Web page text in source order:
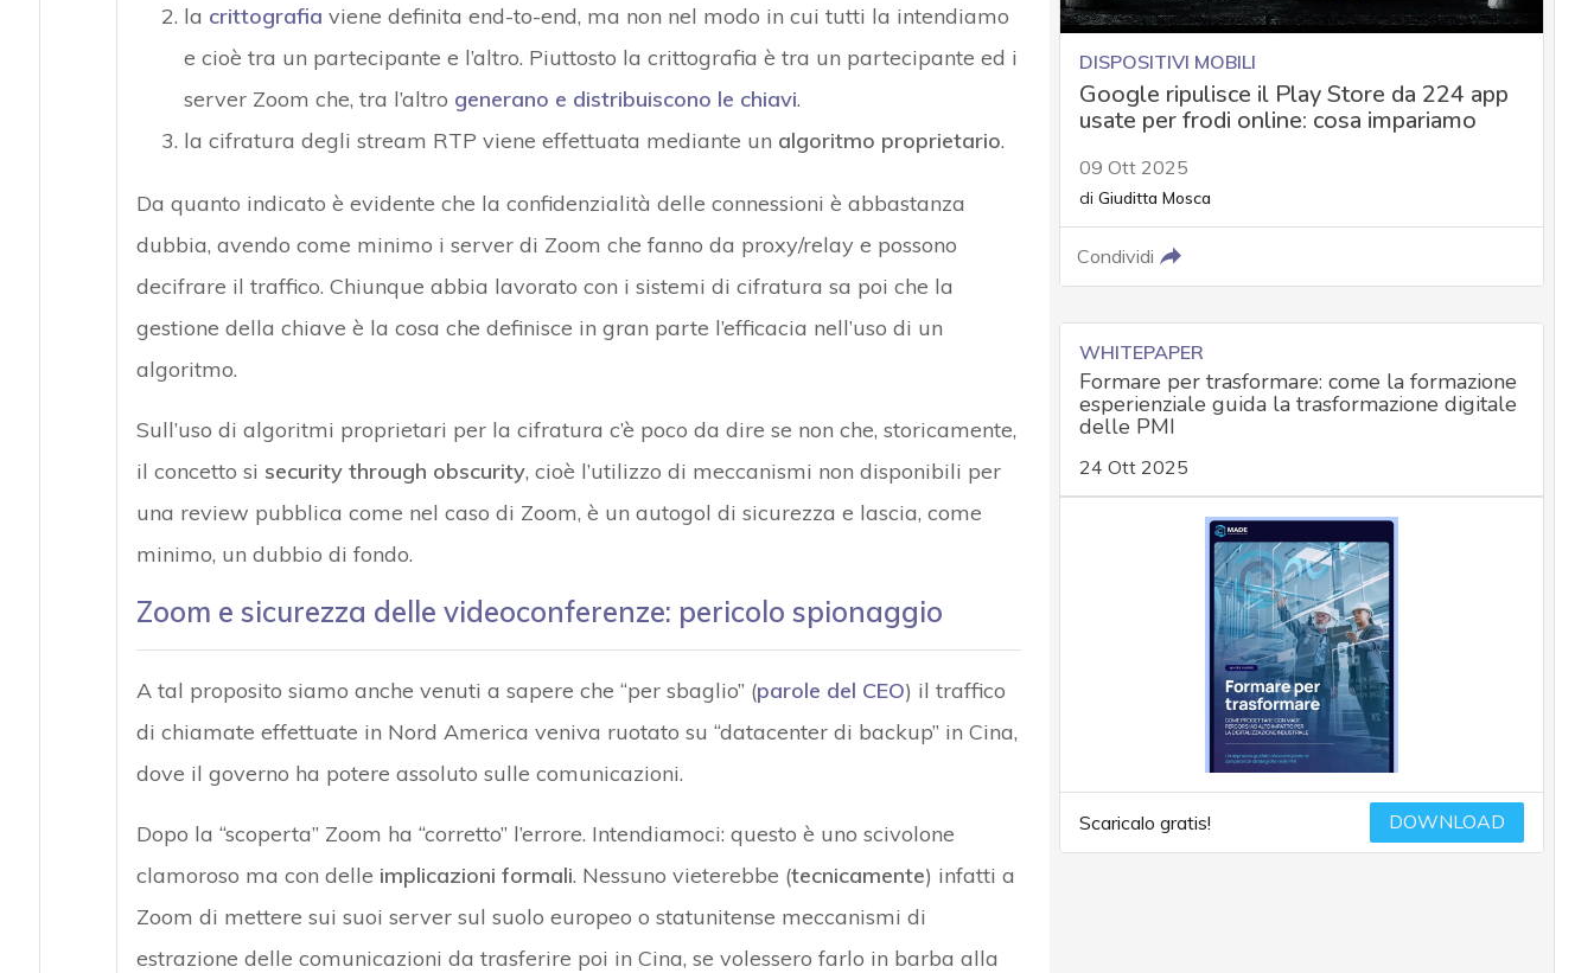
la crittografia viene definita end-to-end, ma non nel modo in cui tutti la intendiamo
e cioè tra un partecipante e l’altro. Piuttosto la crittografia è tra un partecipante ed i
server Zoom che, tra l’altro generano e distribuiscono le chiavi.
la cifratura degli stream RTP viene effettuata mediante un algoritmo proprietario.
Da quanto indicato è evidente che la confidenzialità delle connessioni è abbastanza
dubbia, avendo come minimo i server di Zoom che fanno da proxy/relay e possono
decifrare il traffico. Chiunque abbia lavorato con i sistemi di cifratura sa poi che la
gestione della chiave è la cosa che definisce in gran parte l’efficacia nell’uso di un
algoritmo.
Sull’uso di algoritmi proprietari per la cifratura c’è poco da dire se non che, storicamente,
il concetto si security through obscurity, cioè l’utilizzo di meccanismi non disponibili per
una review pubblica come nel caso di Zoom, è un autogol di sicurezza e lascia, come
minimo, un dubbio di fondo.
Zoom e sicurezza delle videoconferenze: pericolo spionaggio
A tal proposito siamo anche venuti a sapere che “per sbaglio” (parole del CEO) il traffico
di chiamate effettuate in Nord America veniva ruotato su “datacenter di backup” in Cina,
dove il governo ha potere assoluto sulle comunicazioni.
Dopo la “scoperta” Zoom ha “corretto” l’errore. Intendiamoci: questo è uno scivolone
clamoroso ma con delle implicazioni formali. Nessuno vieterebbe (tecnicamente) infatti a
Zoom di mettere sui suoi server sul suolo europeo o statunitense meccanismi di
estrazione delle comunicazioni da trasferire poi in Cina, se volessero farlo in barba alla
DISPOSITIVI MOBILI
Google ripulisce il Play Store da 224 app
usate per frodi online: cosa impariamo
09 Ott 2025
di Giuditta Mosca
Condividi
WHITEPAPER
Formare per trasformare: come la formazione
esperienziale guida la trasformazione digitale
delle PMI
24 Ott 2025
Scaricalo gratis! DOWNLOAD